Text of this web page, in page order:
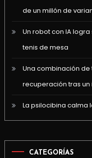
de un millón de
Un robot con IA
tenis de mesa
Una combinación
recuperación tras un
La psilocibina calma
CATEGORÍAS